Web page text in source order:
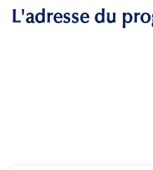
L'adresse du